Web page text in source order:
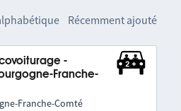
Récemment ajouté
-
Franche-
Franche-Comté